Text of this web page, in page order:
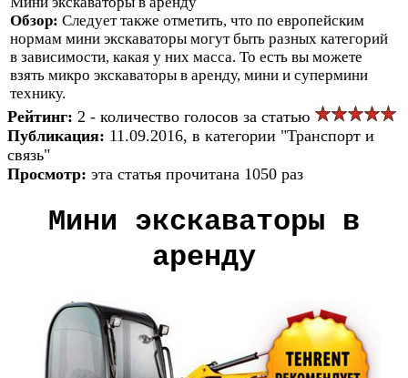
Обзор: Следует также отметить, что по европейским
нормам мини экскаваторы могут быть разных категорий
в зависимости, какая у них масса. То есть вы можете
взять микро экскаваторы в аренду, мини и супермини
технику.
Рейтинг: 2 - количество голосов за статью
Публикация: 11.09.2016, в категории "Транспорт и
связь"
Просмотр: эта статья прочитана 1050 раз
Мини экскаваторы в
аренду